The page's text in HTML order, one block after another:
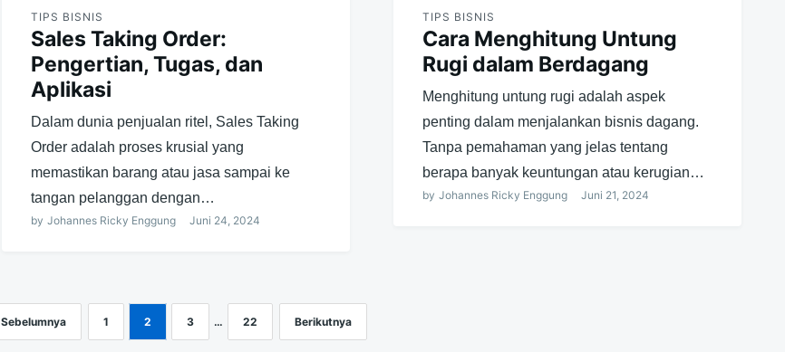
TIPS BISNIS
Sales Taking Order:
Pengertian, Tugas, dan
Aplikasi
Dalam dunia penjualan ritel, Sales Taking
Order adalah proses krusial yang
memastikan barang atau jasa sampai ke
tangan pelanggan dengan…
by Johannes Ricky Enggung Juni 24, 2024
TIPS BISNIS
Cara Menghitung Untung
Rugi dalam Berdagang
Menghitung untung rugi adalah aspek
penting dalam menjalankan bisnis dagang.
Tanpa pemahaman yang jelas tentang
berapa banyak keuntungan atau kerugian…
by Johannes Ricky Enggung Juni 21, 2024
Sebelumnya 1 2 3 … 22 Berikutnya